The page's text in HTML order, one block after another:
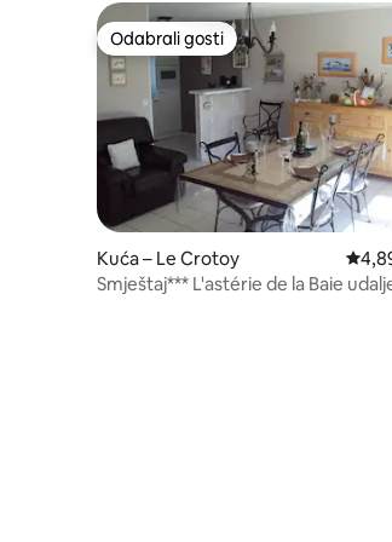
Odabrali gosti
Odabrali gosti
Kuća – Le Crotoy
Smještaj*** L'astérie de la Baie